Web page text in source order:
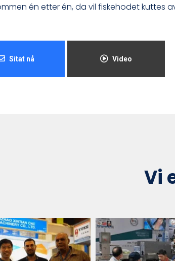
én etter én, da vil fiskehodet kuttes
Sitat nå Video
Vi